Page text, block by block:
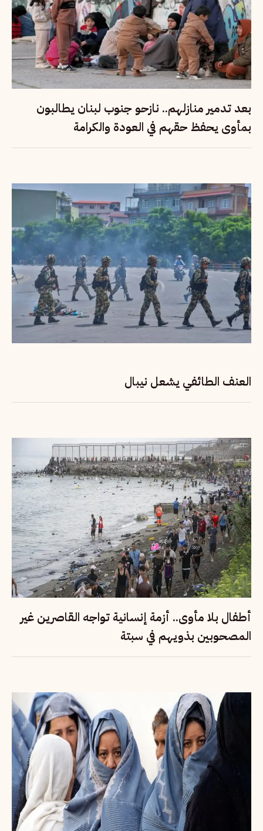
بعد تدمير منازلهم.. نازحو جنوب لبنان يطالبون
بمأوى يحفظ حقهم في العودة والكرامة
العنف الطائفي يشعل نيبال
أطفال بلا مأوى.. أزمة إنسانية تواجه القاصرين غير
المصحوبين بذويهم في سبتة